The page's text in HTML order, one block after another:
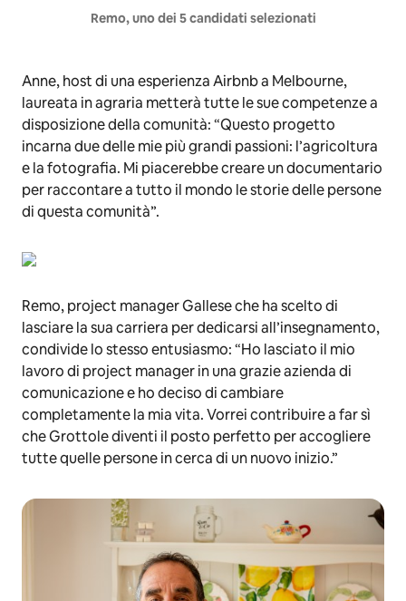
Remo, uno dei 5 candidati selezionati
Anne, host di una esperienza Airbnb a Melbourne,
laureata in agraria metterà tutte le sue competenze a
disposizione della comunità: “Questo progetto
incarna due delle mie più grandi passioni: l’agricoltura
e la fotografia. Mi piacerebbe creare un documentario
per raccontare a tutto il mondo le storie delle persone
di questa comunità”.
Remo, project manager Gallese che ha scelto di
lasciare la sua carriera per dedicarsi all’insegnamento,
condivide lo stesso entusiasmo: “Ho lasciato il mio
lavoro di project manager in una grazie azienda di
comunicazione e ho deciso di cambiare
completamente la mia vita. Vorrei contribuire a far sì
che Grottole diventi il posto perfetto per accogliere
tutte quelle persone in cerca di un nuovo inizio.”